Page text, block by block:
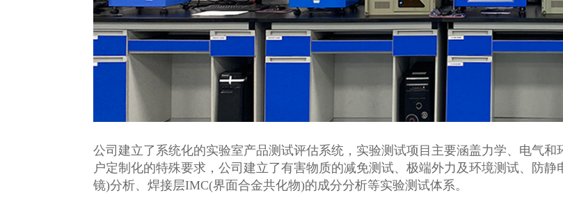
公司建立了系统化的实验室产品测试评估系统，实验测试项目主要涵盖力学、电气
户定制化的特殊要求，公司建立了有害物质的减免测试、极端外力及环境测试、防
镜)分析、焊接层IMC(界面合金共化物)的成分分析等实验测试体系。